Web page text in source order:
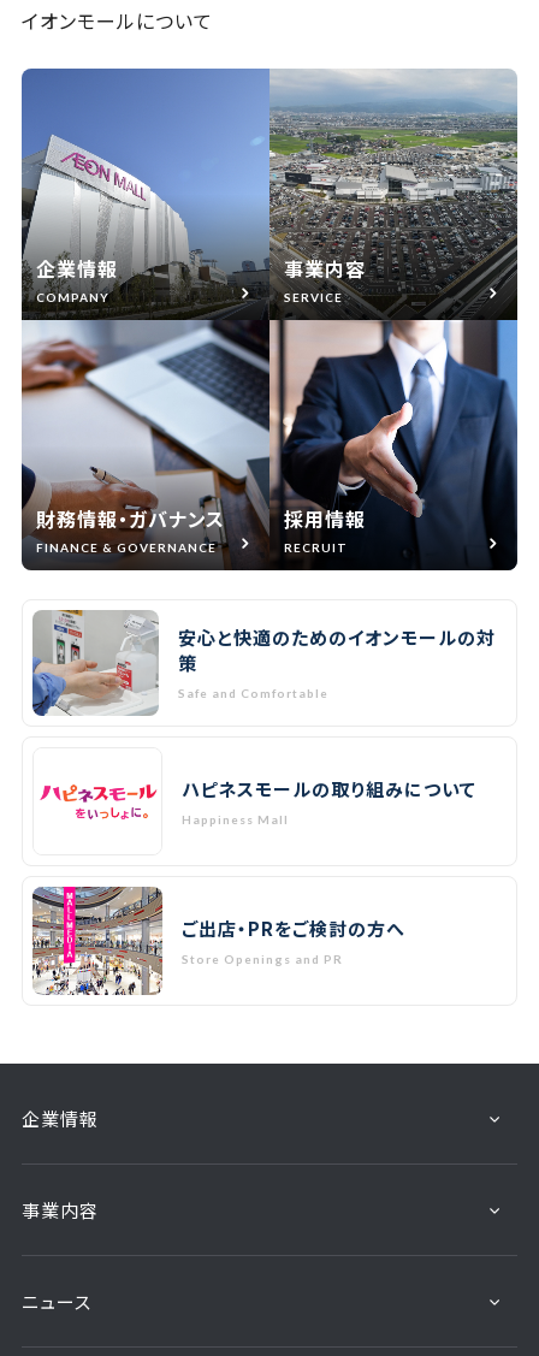
イオンモールについて
企業情報
COMPANY
事業内容
SERVICE
財務情報・ガバナンス
FINANCE & GOVERNANCE
採用情報
RECRUIT
安心と快適のためのイオンモールの対
策
Safe and Comfortable
ハピネスモールの取り組みについて
Happiness Mall
ご出店・PRをご検討の方へ
Store Openings and PR
企業情報
事業内容
ニュース